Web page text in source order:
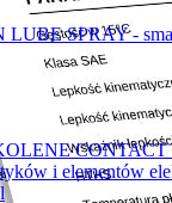
SPRAY -